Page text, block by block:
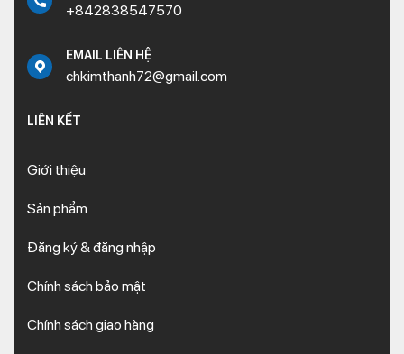
+842838547570
EMAIL LIÊN HỆ
chkimthanh72@gmail.com
LIÊN KẾT
Giới thiệu
Sản phẩm
Đăng ký & đăng nhập
Chính sách bảo mật
Chính sách giao hàng